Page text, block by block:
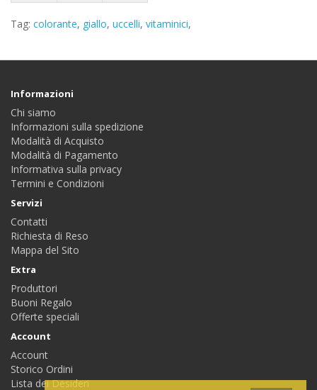
Tag: colorante, giallo, uccelli, vitaminici,
Informazioni
Chi siamo
Informazioni sulla spedizione
Modalità di Acquisto
Modalità di Pagamento
Informativa sulla privacy
Termini e Condizioni
Servizi
Contatti
Richiesta di Reso
Mappa del Sito
Extra
Produttori
Buoni Regalo
Offerte speciali
Account
Account
Storico Ordini
Lista dei Desideri